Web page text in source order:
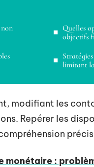
Quelles
objectifs
limitant
modifiant les
Repérer les
monétaire :